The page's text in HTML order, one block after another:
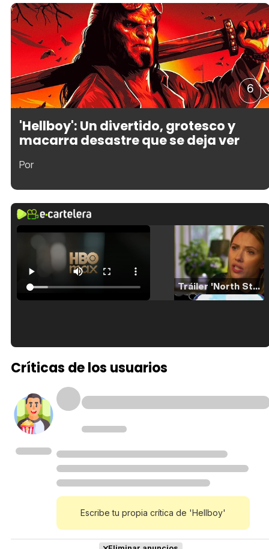
6
'Hellboy': Un divertido, grotesco y
macarra desastre que se deja ver
Por
Tráiler 'North Star' (2023)
Críticas de los usuarios
Escribe tu propia crítica de 'Hellboy'